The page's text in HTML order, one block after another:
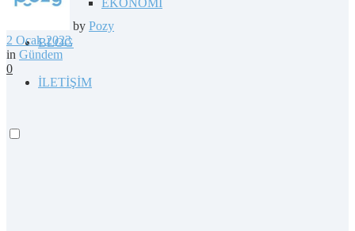
EKONOMİ
BLOG
İLETİŞİM
by Pozy
2 Ocak 2023
in Gündem
0